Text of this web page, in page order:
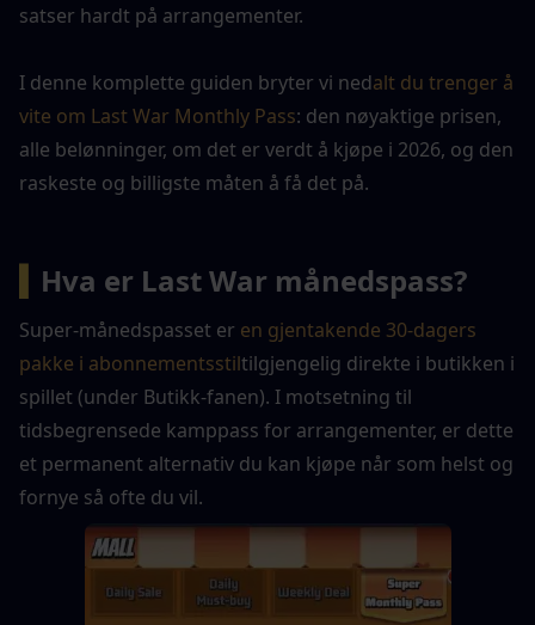
satser hardt på arrangementer.
I denne komplette guiden bryter vi nedalt du trenger å
vite om Last War Monthly Pass: den nøyaktige prisen,
alle belønninger, om det er verdt å kjøpe i 2026, og den
raskeste og billigste måten å få det på.
Hva er Last War månedspass?
Super-månedspasset er en gjentakende 30-dagers
pakke i abonnementsstiltilgjengelig direkte i butikken i
spillet (under Butikk-fanen). I motsetning til
tidsbegrensede kamppass for arrangementer, er dette
et permanent alternativ du kan kjøpe når som helst og
fornye så ofte du vil.